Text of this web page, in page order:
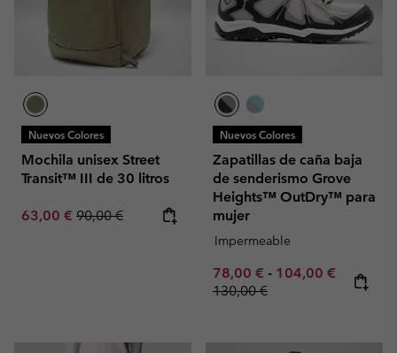
Nuevos Colores
Mochila unisex Street
Transit™ III de 30 litros
Sale price:
63,00 € Regular price:
90,00 €
Nuevos Colores
Zapatillas de caña baja
de senderismo Grove
Heights™ OutDry™ para
mujer
Impermeable
Minimum sale price:
78,00 € - Maximum sale
104,00 € Regular
130,00 €